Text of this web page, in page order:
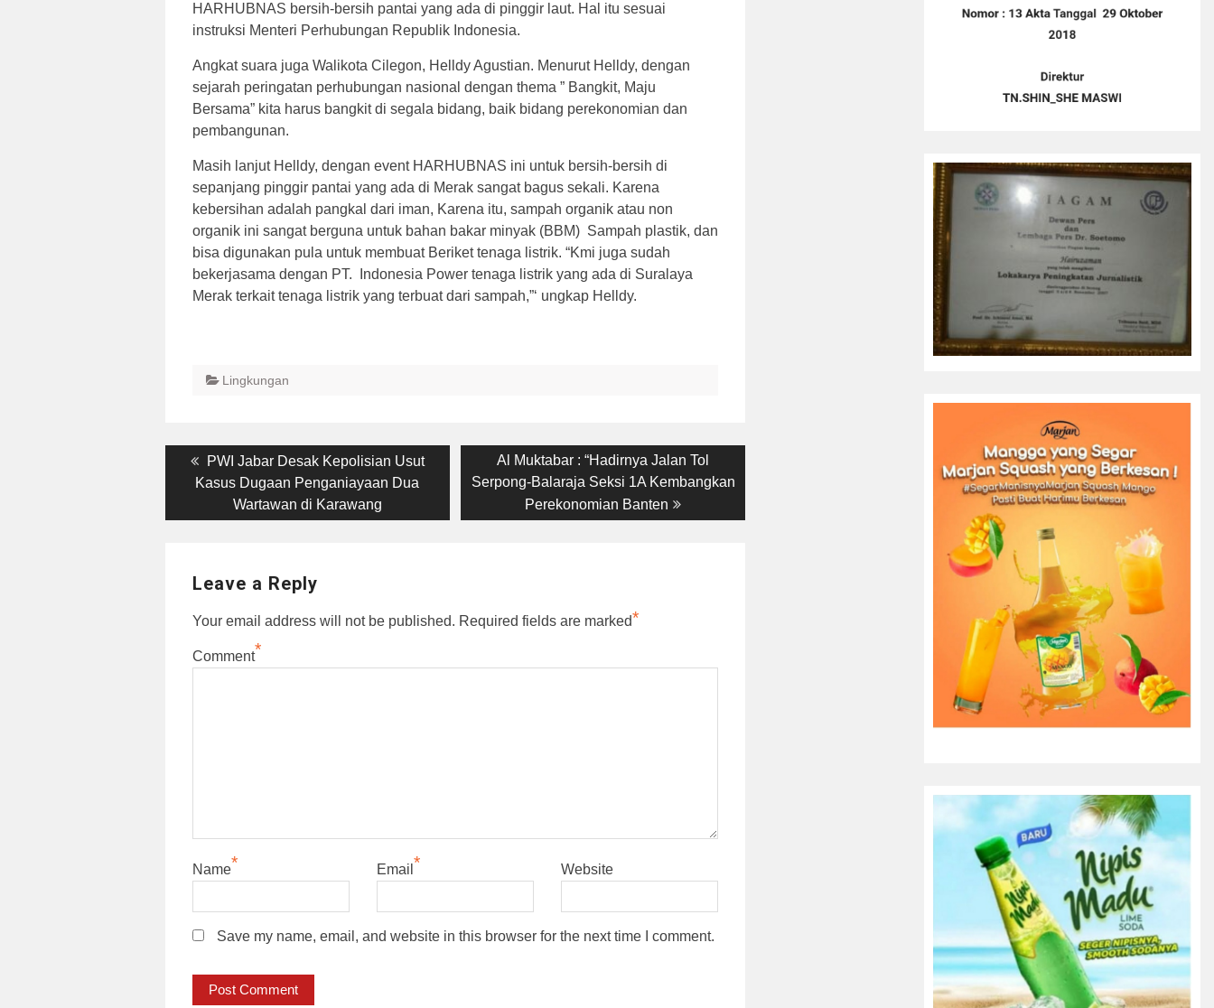
HARHUBNAS bersih-bersih pantai yang ada di pinggir laut. Hal itu sesuai
instruksi Menteri Perhubungan Republik Indonesia.
Angkat suara juga Walikota Cilegon, Helldy Agustian. Menurut Helldy, dengan
sejarah peringatan perhubungan nasional dengan thema ” Bangkit, Maju
Bersama” kita harus bangkit di segala bidang, baik bidang perekonomian dan
pembangunan.
Masih lanjut Helldy, dengan event HARHUBNAS ini untuk bersih-bersih di
sepanjang pinggir pantai yang ada di Merak sangat bagus sekali. Karena
kebersihan adalah pangkal dari iman, Karena itu, sampah organik atau non
organik ini sangat berguna untuk bahan bakar minyak (BBM) Sampah plastik, dan
bisa digunakan pula untuk membuat Beriket tenaga listrik. “Kmi juga sudah
bekerjasama dengan PT. Indonesia Power tenaga listrik yang ada di Suralaya
Merak terkait tenaga listrik yang terbuat dari sampah,”‘ ungkap Helldy.
Lingkungan
Post
navigation
Previous
post:
PWI Jabar Desak Kepolisian Usut
Kasus Dugaan Penganiayaan Dua
Wartawan di Karawang
Next
post:
Al Muktabar : “Hadirnya Jalan Tol
Serpong-Balaraja Seksi 1A Kembangkan
Perekonomian Banten
Leave a Reply
Your email address will not be published. Required fields are marked*
Comment*
Name* Email * Website
Save my name, email, and website in this browser for the next time I comment.